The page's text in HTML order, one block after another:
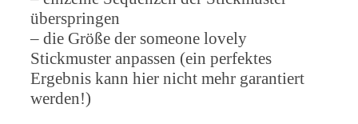
überspringen
– die Größe der someone lovely
Stickmuster anpassen (ein perfektes
Ergebnis kann hier nicht mehr garantiert
werden!)